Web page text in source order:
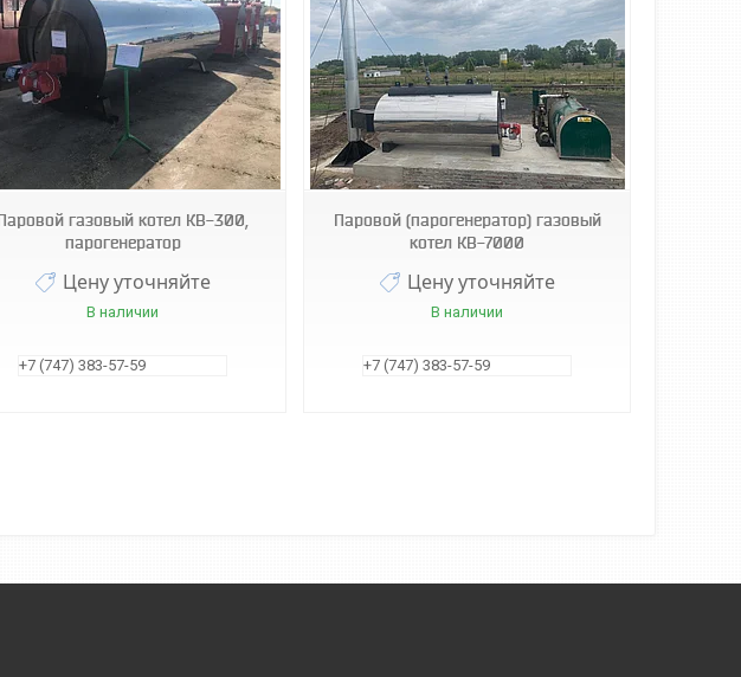
газовый котел КВ-300,
парогенератор
Цену уточняйте
В наличии
+7 (747) 383-57-59
Паровой (парогенератор) газовый
котел КВ-7000
Цену уточняйте
В наличии
+7 (747) 383-57-59